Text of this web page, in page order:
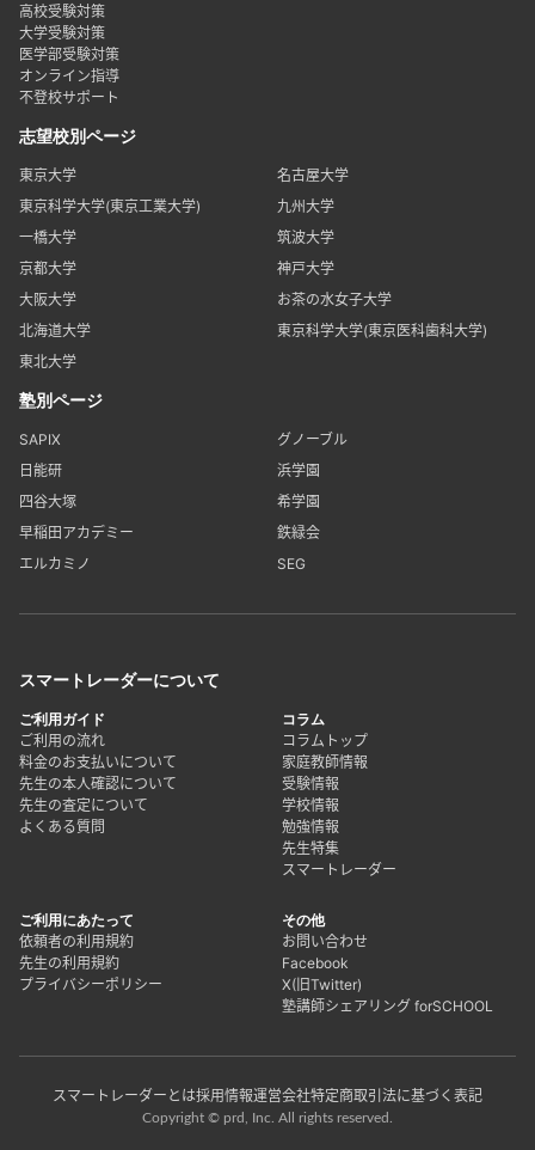
高校受験対策
大学受験対策
医学部受験対策
オンライン指導
不登校サポート
志望校別ページ
東京大学
名古屋大学
東京科学大学(東京工業大学)
九州大学
一橋大学
筑波大学
京都大学
神戸大学
大阪大学
お茶の水女子大学
北海道大学
東京科学大学(東京医科歯科大学)
東北大学
塾別ページ
SAPIX
グノーブル
日能研
浜学園
四谷大塚
希学園
早稲田アカデミー
鉄緑会
エルカミノ
SEG
スマートレーダーについて
ご利用ガイド
ご利用の流れ
料金のお支払いについて
先生の本人確認について
先生の査定について
よくある質問
コラム
コラムトップ
家庭教師情報
受験情報
学校情報
勉強情報
先生特集
スマートレーダー
ご利用にあたって
依頼者の利用規約
先生の利用規約
プライバシーポリシー
その他
お問い合わせ
Facebook
X(旧Twitter)
塾講師シェアリング forSCHOOL
スマートレーダーとは採用情報運営会社特定商取引法に基づく表記
Copyright © prd, Inc. All rights reserved.